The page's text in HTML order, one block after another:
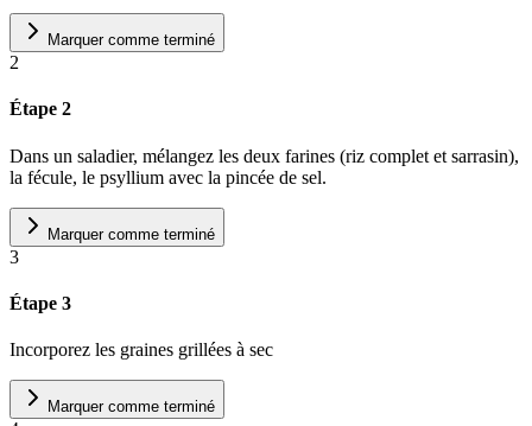
Marquer comme terminé
2
Étape 2
Dans un saladier, mélangez les deux farines (riz complet et sarrasin),
la fécule, le psyllium avec la pincée de sel.
Marquer comme terminé
3
Étape 3
Incorporez les graines grillées à sec
Marquer comme terminé